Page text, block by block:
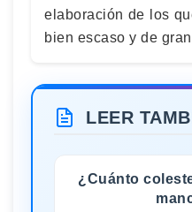
elaboración de los
bien escaso y de
LEER
¿Cuánto